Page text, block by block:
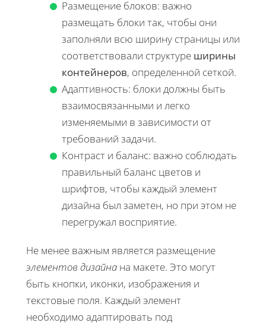
Размещение блоков: важно
размещать блоки так, чтобы они
заполняли всю ширину страницы или
соответствовали структуре ширины
контейнеров, определенной сеткой.
Адаптивность: блоки должны быть
взаимосвязанными и легко
изменяемыми в зависимости от
требований задачи.
Контраст и баланс: важно соблюдать
правильный баланс цветов и
шрифтов, чтобы каждый элемент
дизайна был заметен, но при этом не
перегружал восприятие.
Не менее важным является размещение
элементов дизайна на макете. Это могут
быть кнопки, иконки, изображения и
текстовые поля. Каждый элемент
необходимо адаптировать под